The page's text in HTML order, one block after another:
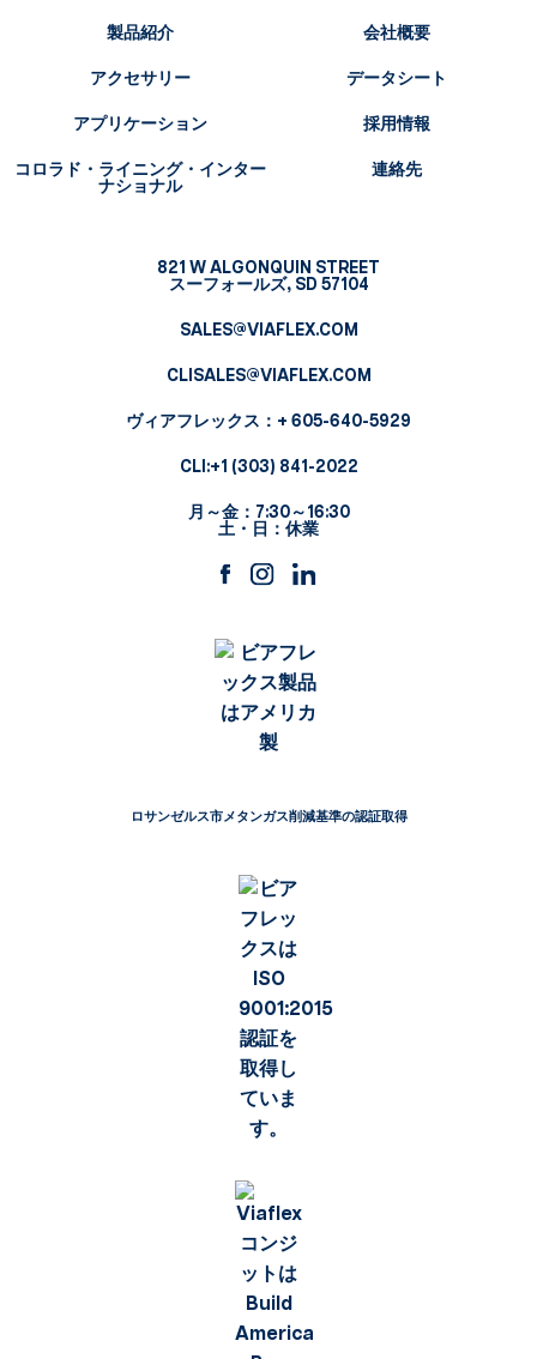
製品紹介
アクセサリー
アプリケーション
コロラド・ライニング・インター
ナショナル
会社概要
データシート
採用情報
連絡先
821 W ALGONQUIN STREET
スーフォールズ, SD 57104
SALES@VIAFLEX.COM
CLISALES@VIAFLEX.COM
ヴィアフレックス ：+ 605-640-5929
CLI:+1 (303) 841-2022
月～金：7:30～16:30
土・日：休業
ロサンゼルス市メタンガス削減基準の認証取得